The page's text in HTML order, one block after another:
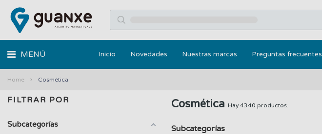
MENÚ Inicio Novedades Nuestras marcas Preguntas frecuentes
Home Cosmética
FILTRAR POR
Subcategorías
Cosmética Hay 4340 productos.
Subcategorías